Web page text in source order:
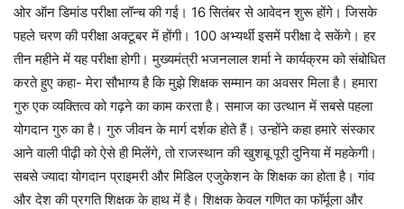
ओर ऑन डिमांड परीक्षा लॉन्च की गई। 16 सितंबर से आवेदन शुरू होंगे। जिसके
पहले चरण की परीक्षा अक्टूबर में होंगी। 100 अभ्यर्थी इसमें परीक्षा दे सकेंगे। हर
तीन महीने में यह परीक्षा होगी। मुख्यमंत्री भजनलाल शर्मा ने कार्यक्रम को संबोधित
करते हुए कहा- मेरा सौभाग्य है कि मुझे शिक्षक सम्मान का अवसर मिला है। हमारा
गुरु एक व्यक्तित्व को गढ़ने का काम करता है। समाज का उत्थान में सबसे पहला
योगदान गुरु का है। गुरु जीवन के मार्ग दर्शक होते हैं। उन्होंने कहा हमारे संस्कार
आने वाली पीढ़ी को ऐसे ही मिलेंगे, तो राजस्थान की खुशबू पूरी दुनिया में महकेगी।
सबसे ज्यादा योगदान प्राइमरी और मिडिल एजुकेशन के शिक्षक का होता है। गांव
और देश की प्रगति शिक्षक के हाथ में है। शिक्षक केवल गणित का फॉर्मूला और